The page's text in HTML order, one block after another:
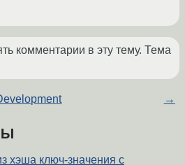
комментарии в эту тему. Тема
→
хэша ключ-значения с